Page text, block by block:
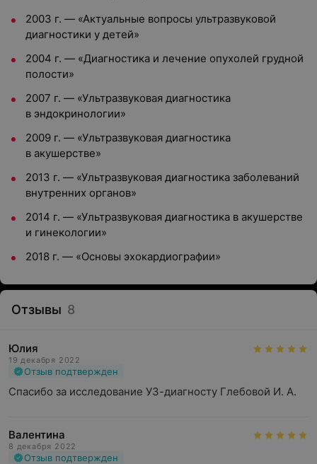
2003 г. — «Актуальные вопросы ультразвуковой
диагностики у детей»
2004 г. — «Диагностика и лечение опухолей грудной
полости»
2007 г. — «Ультразвуковая диагностика
в эндокринологии»
2009 г. — «Ультразвуковая диагностика
в акушерстве»
2013 г. — «Ультразвуковая диагностика заболеваний
внутренних органов»
2014 г. — «Ультразвуковая диагностика в акушерстве
и гинекологии»
2018 г. — «Основы эхокардиографии»
Отзывы 8
Юлия
19 декабря 2022
Отзыв подтвержден
Спасибо за исследование УЗ-диагносту Глебовой И. А.
Валентина
8 декабря 2022
Отзыв подтвержден